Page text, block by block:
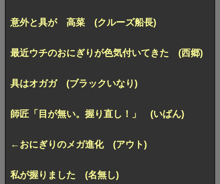
意外と具が 高菜 (クルーズ船長)
最近ウチのおにぎりが色気付いてきた (西郷)
具はオガガ (ブラックいなり)
師匠「目が無い。握り直し！」 (いばん)
←おにぎりのメガ進化 (アウト)
私が握りました (名無し)